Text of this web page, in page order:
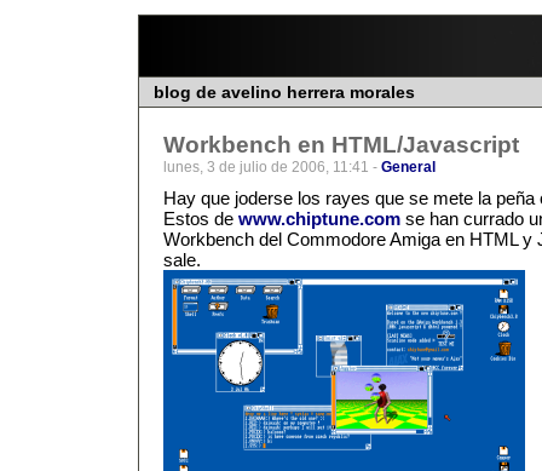
blog de avelino herrera morales
Workbench en HTML/Javascript
lunes, 3 de julio de 2006, 11:41 - General
Hay que joderse los rayes que se mete la
Estos de www.chiptune.com se han currado
Workbench del Commodore Amiga en HTML y
sale.